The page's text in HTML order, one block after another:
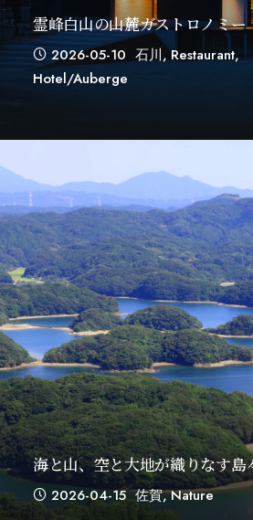
霊峰白山の山麓ガストロノミー
2026-05-10 石川, Restaurant,
Hotel/auberge
海と山、空と大地が織りなす島
2026-04-15 佐賀,Nature